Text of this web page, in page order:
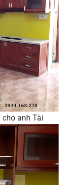
anh Tài